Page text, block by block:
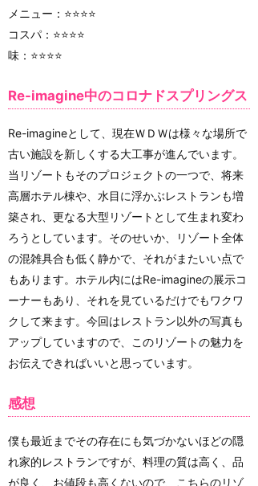
メニュー：⭐️⭐️⭐️⭐️
コスパ：⭐️⭐️⭐️⭐️
味：⭐️⭐️⭐️⭐️
Re-imagine中のコロナドスプリングス
Re-imagineとして、現在ＷＤＷは様々な場所で
古い施設を新しくする大工事が進んでいます。
当リゾートもそのプロジェクトの一つで、将来
高層ホテル棟や、水目に浮かぶレストランも増
築され、更なる大型リゾートとして生まれ変わ
ろうとしています。そのせいか、リゾート全体
の混雑具合も低く静かで、それがまたいい点で
もあります。ホテル内にはRe-imagineの展示コ
ーナーもあり、それを見ているだけでもワクワ
クして来ます。今回はレストラン以外の写真も
アップしていますので、このリゾートの魅力を
お伝えできればいいと思っています。
感想
僕も最近までその存在にも気づかないほどの隠
れ家的レストランですが、料理の質は高く、品
が良く、お値段も高くないので、こちらのリゾ